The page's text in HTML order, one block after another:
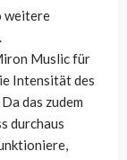
weitere
Muslic für
Intensität des
das zudem
durchaus